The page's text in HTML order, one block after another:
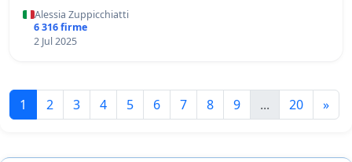
Alessia Zuppicchiatti
6 316 firme
2 Jul 2025
1 2 3 4 5 6 7 8 9 ... 20 »